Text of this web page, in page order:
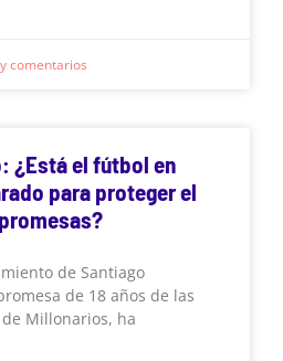
comentarios
¿Está el fútbol en
para proteger el
de Santiago
de 18 años de las
Millonarios, ha